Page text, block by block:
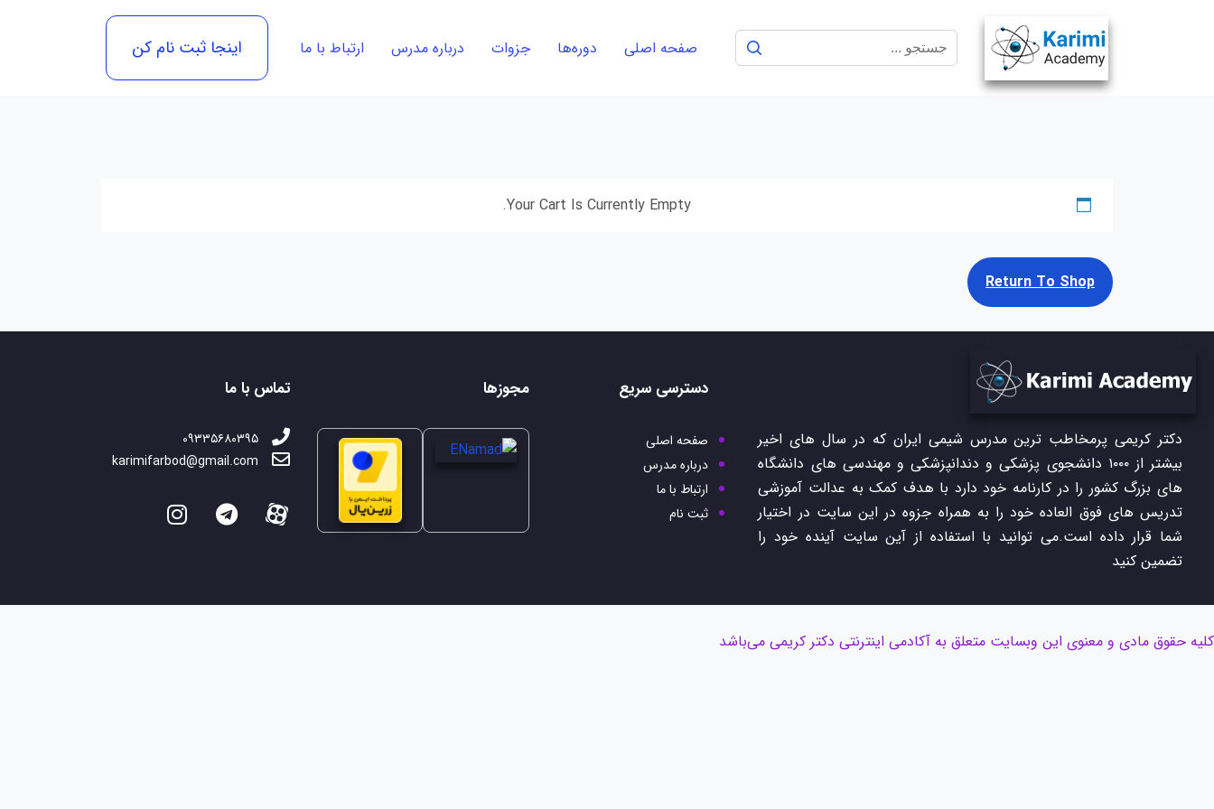
صفحه اصلی دوره‌ها جزوات درباره مدرس ارتباط با ما اینجا ثبت نام کن
Your Cart Is Currently Empty.
Return To Shop
دکتر کریمی پرمخاطب ترین مدرس شیمی ایران که در سال های اخیر
بیشتر از ۱۰۰۰ دانشجوی پزشکی و دندانپزشکی و مهندسی های دانشگاه
های بزرگ کشور را در کارنامه خود دارد با هدف کمک به عدالت آموزشی
تدریس های فوق العاده خود را به همراه جزوه در این سایت در اختیار
شما قرار داده است.می توانید با استفاده از آین سایت آینده خود را
تضمین کنید
دسترسی سریع
صفحه اصلی
درباره مدرس
ارتباط با ما
ثبت نام
مجوزها تماس با ما
۰۹۳۳۵۶۸۰۳۹۵
karimifarbod@gmail.com
کلیه حقوق مادی و معنوی این وبسایت متعلق به آکادمی اینترنتی دکتر کریمی می‌باشد